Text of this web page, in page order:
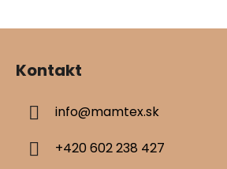
Z
Kontakt
info@mamtex.sk
+420 602 238 427